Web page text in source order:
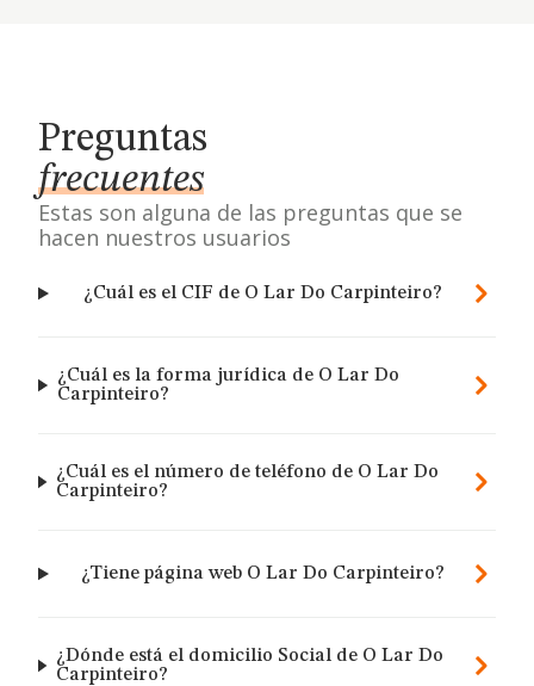
Preguntas
frecuentes
Estas son alguna de las preguntas que se
hacen nuestros usuarios
¿Cuál es el CIF de O Lar Do Carpinteiro?
¿Cuál es la forma jurídica de O Lar Do
Carpinteiro?
¿Cuál es el número de teléfono de O Lar Do
Carpinteiro?
¿Tiene página web O Lar Do Carpinteiro?
¿Dónde está el domicilio Social de O Lar Do
Carpinteiro?